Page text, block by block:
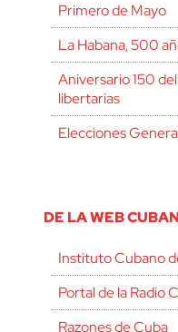
Primero de Mayo
La Habana, 500
Aniversario 150
libertarias
Elecciones
DE LA WEB
Instituto Cubano
Portal de la Radio
Razones de Cuba